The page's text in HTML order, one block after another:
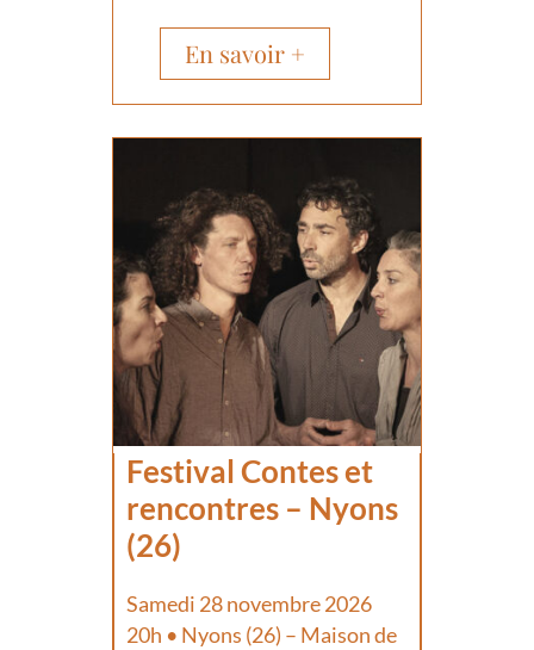
En savoir +
Festival Contes et
rencontres – Nyons
(26)
Samedi 28 novembre 2026
20h • Nyons (26) – Maison de